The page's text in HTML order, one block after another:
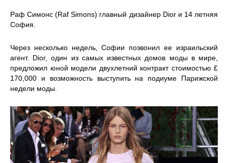
Раф Симонс (Raf Simons) главный дизайнер Dior и 14 летняя
София.
Через несколько недель, Софии позвонил ее израильский
агент. Dior, один из самых известных домов моды в мире,
предложил юной модели двухлетний контракт стоимостью £
170,000 и возможность выступить на подиуме Парижской
недели моды.